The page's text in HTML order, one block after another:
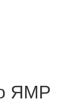
ЯМР